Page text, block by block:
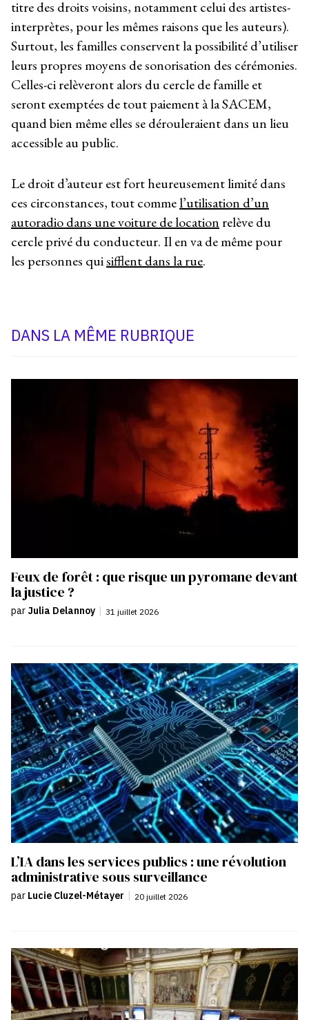
titre des droits voisins, notamment celui des artistes-
interprètes, pour les mêmes raisons que les auteurs).
Surtout, les familles conservent la possibilité d’utiliser
leurs propres moyens de sonorisation des cérémonies.
Celles-ci relèveront alors du cercle de famille et
seront exemptées de tout paiement à la SACEM,
quand bien même elles se dérouleraient dans un lieu
accessible au public.
Le droit d’auteur est fort heureusement limité dans
ces circonstances, tout commel’utilisation d’un
autoradio dans une voiture de location relève du
cercle privé du conducteur. Il en va de même pour
les personnes quisifflent dans la rue.
DANS LA MÊME RUBRIQUE
Feux de forêt : que risque un pyromane devant
la justice ?
par Julia Delannoy | 31 juillet 2026
L’IA dans les services publics : une révolution
administrative sous surveillance
par Lucie Cluzel-Métayer | 20 juillet 2026